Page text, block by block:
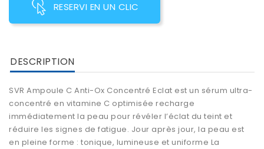
RESERVI EN UN CLIC
DESCRIPTION
SVR Ampoule C Anti-Ox Concentré Eclat est un sérum ultra-
concentré en vitamine C optimisée recharge
immédiatement la peau pour révéler l’éclat du teint et
réduire les signes de fatigue. Jour après jour, la peau est
en pleine forme : tonique, lumineuse et uniforme La